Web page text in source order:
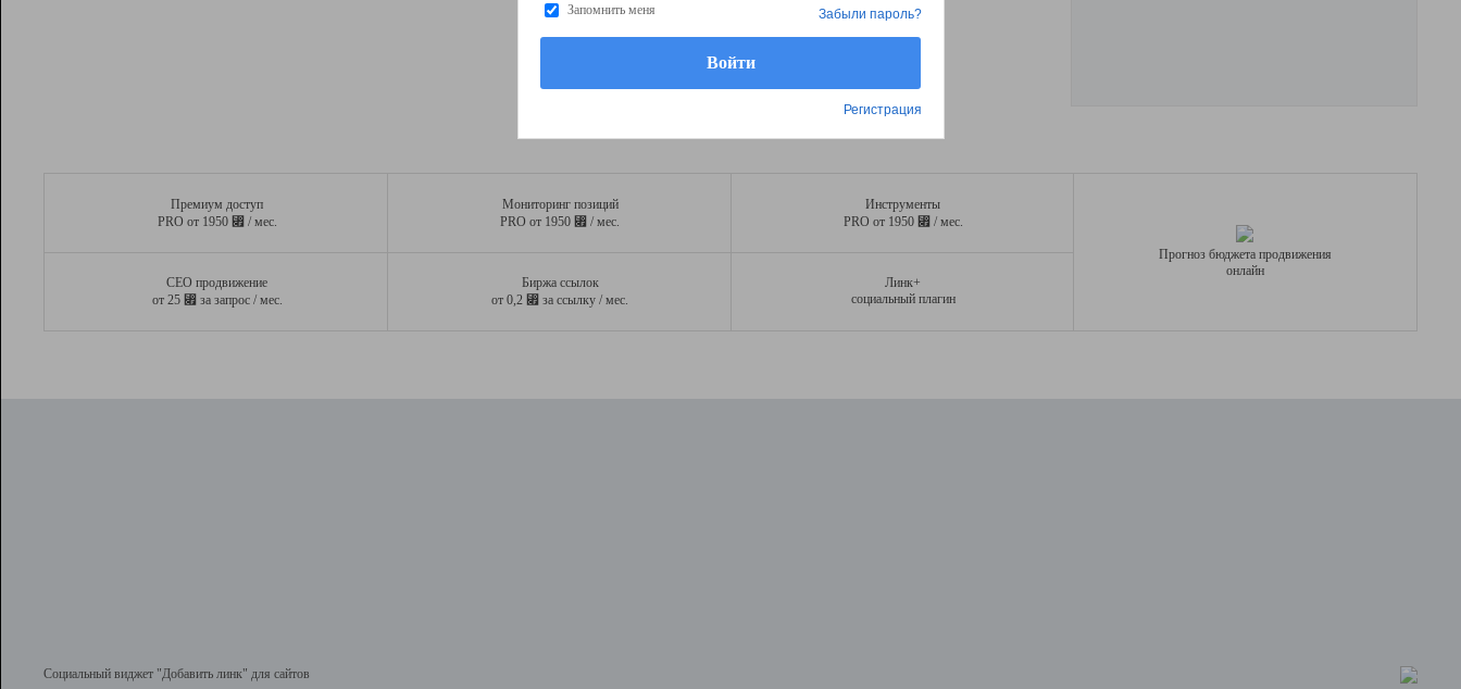
Премиум доступ
PRO от 1950 ⃏ / мес.
Мониторинг позиций
PRO от 1950 ⃏ / мес.
Инструменты
PRO от 1950 ⃏ / мес.
СЕО продвижение
от 25 ⃏ за запрос / мес.
Биржа ссылок
от 0,2 ⃏ за ссылку / мес.
Линк+
социальный плагин
Прогноз бюджета продвижения
онлайн
Социальный виджет "Добавить линк" для сайтов
Запомнить меня
Регистрация
Забыли пароль?